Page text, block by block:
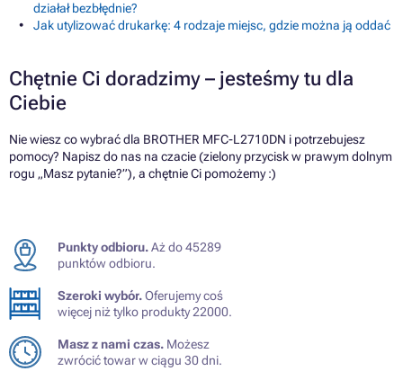
działał bezbłędnie?
Jak utylizować drukarkę: 4 rodzaje miejsc, gdzie można ją oddać
Chętnie Ci doradzimy – jesteśmy tu dla
Ciebie
Nie wiesz co wybrać dla BROTHER MFC-L2710DN i potrzebujesz
pomocy? Napisz do nas na czacie (zielony przycisk w prawym dolnym
rogu „Masz pytanie?”), a chętnie Ci pomożemy :)
Punkty odbioru.Aż do 45289
punktów odbioru.
Szeroki wybór.Oferujemy coś
więcej niż tylko produkty 22000.
Masz z nami czas. Możesz
zwrócić towar w ciągu 30 dni.